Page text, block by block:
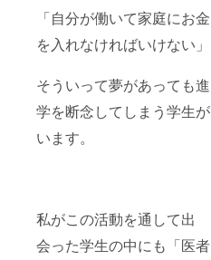
「自分が働いて家庭にお金
を入れなければいけない」
そういって夢があっても進
学を断念してしまう学生が
います。
私がこの活動を通して出
会った学生の中にも「医者